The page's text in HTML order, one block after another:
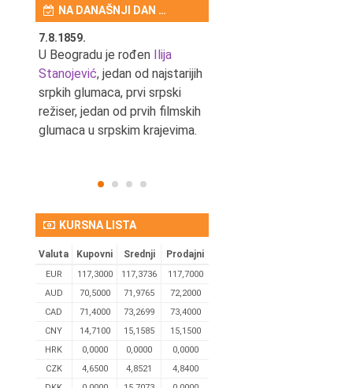
NA DANAŠNJI DAN …
7.8.1859.
U Beogradu je rođen Ilija
Stanojević, jedan od najstarijih
srpkih glumaca, prvi srpski
režiser, jedan od prvih filmskih
glumaca u srpskim krajevima.
KURSNA LISTA
Valuta Kupovni Srednji Prodajni
EUR 117,3000 117,3736
117,7000
AUD
70,5000 71,9765
72,2000
CAD
71,4000 73,2699
73,4000
CNY
14,7100 15,1585
15,1500
HRK
0,0000 0,0000
0,0000
CZK
4,6500 4,8521
4,8400